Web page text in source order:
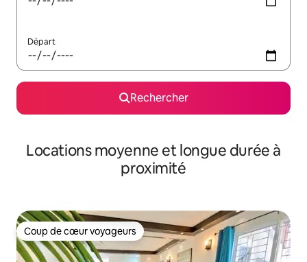
Départ
Rechercher
Locations moyenne et longue durée à
proximité
Coup de cœur voyageurs
Coup de cœur voyageurs